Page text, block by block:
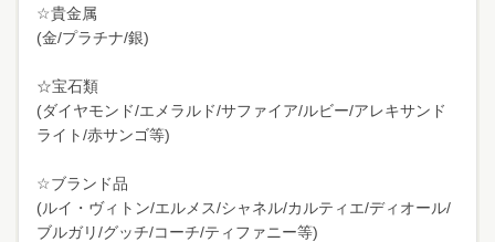
☆貴金属
(金/プラチナ/銀)
☆宝石類
(ダイヤモンド/エメラルド/サファイア/ルビー/アレキサンド
ライト/赤サンゴ等)
☆ブランド品
(ルイ・ヴィトン/エルメス/シャネル/カルティエ/ディオール/
ブルガリ/グッチ/コーチ/ティファニー等)